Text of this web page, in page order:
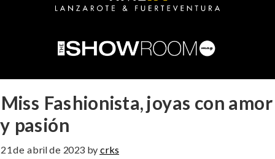
Miss Fashionista, joyas con amor
y pasión
21 de abril de 2023 by crks